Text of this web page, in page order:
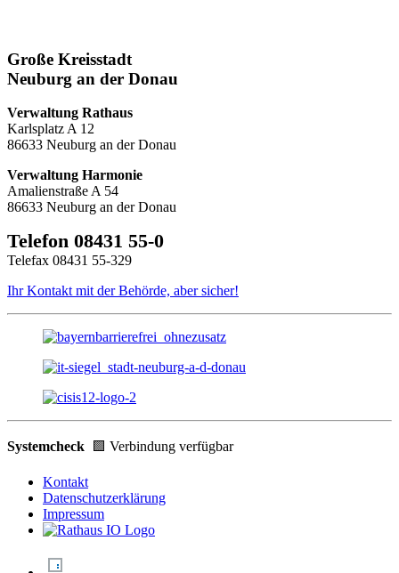
Große Kreisstadt
Neuburg an der Donau
Verwaltung Rathaus
Karlsplatz A 12
86633 Neuburg an der Donau
Verwaltung Harmonie
Amalienstraße A 54
86633 Neuburg an der Donau
Telefon 08431 55-0
Telefax 08431 55-329
Ihr Kontakt mit der Behörde, aber sicher!
Systemcheck 🟩 Verbindung verfügbar
Kontakt
Datenschutzerklärung
Impressum